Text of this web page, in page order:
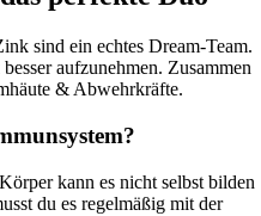
sind ein echtes Dream-Team.
aufzunehmen. Zusammen
& Abwehrkräfte.
kann es nicht selbst bilden
du es regelmäßig mit der